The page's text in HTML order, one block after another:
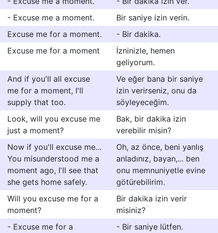
- Excuse me a moment.
Bir saniye izin verin.
Excuse me for a moment.
- Bir dakika.
Excuse me for a moment
İzninizle, hemen
geliyorum.
And if you'll all excuse
me for a moment, I'll
supply that too.
Ve eğer bana bir saniye
izin verirseniz, onu da
söyleyeceğim.
Look, will you excuse me
just a moment?
Bak, bir dakika izin
verebilir misin?
Now if you'll excuse me...
You misunderstood me a
moment ago, I'll see that
she gets home safely.
Oh, az önce, beni yanlış
anladınız, bayan,... ben
onu memnuniyetle evine
götürebilirim.
Will you excuse me for a
moment?
Bir dakika izin verir
misiniz?
- Excuse me for a
- Bir saniye lütfen.